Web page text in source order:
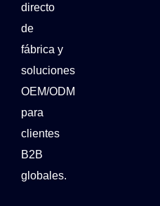
directo
de
fábrica y
soluciones
OEM/ODM
para
clientes
B2B
globales.